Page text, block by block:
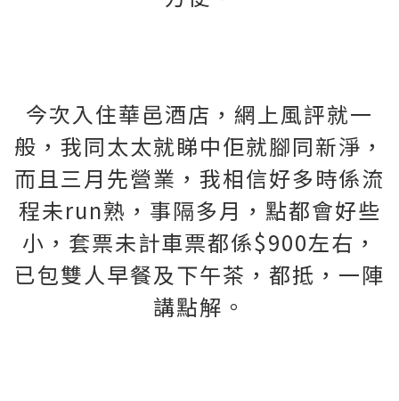
今次入住華邑酒店，網上風評就一
般，我同太太就睇中佢就腳同新淨，
而且三月先營業，我相信好多時係流
程未run熟，事隔多月，點都會好些
小，套票未計車票都係$900左右，
已包雙人早餐及下午茶，都抵，一陣
講點解。